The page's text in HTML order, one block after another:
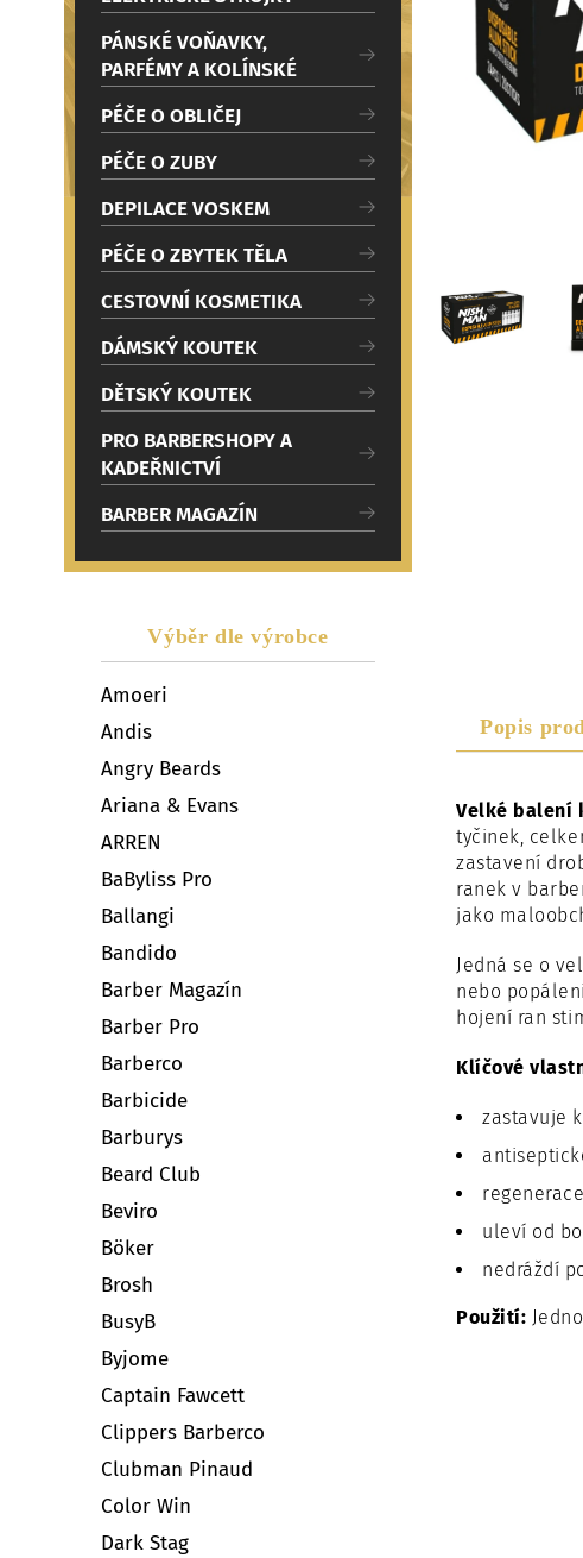
PÁNSKÉ VOŇAVKY,
PARFÉMY A KOLÍNSKÉ
PÉČE O OBLIČEJ
PÉČE O ZUBY
DEPILACE VOSKEM
PÉČE O ZBYTEK TĚLA
CESTOVNÍ KOSMETIKA
DÁMSKÝ KOUTEK
DĚTSKÝ KOUTEK
PRO BARBERSHOPY A
KADEŘNICTVÍ
BARBER MAGAZÍN
Výběr dle výrobce
Amoeri
Andis
Angry Beards
Ariana & Evans
ARREN
BaByliss Pro
Ballangi
Bandido
Barber Magazín
Barber Pro
Barberco
Barbicide
Barburys
Beard Club
Beviro
Böker
Brosh
BusyB
Byjome
Captain Fawcett
Clippers Barberco
Clubman Pinaud
Color Win
Dark Stag
Načítám
Popis
Velké balení
tyčinek,
zastavení
ranek v
jako
Jedná se o
nebo
hojení ran
Klíčové
zastavuje
uleví od
nedráždí
Použití: